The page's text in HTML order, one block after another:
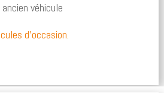
véhicule
d’occasion.